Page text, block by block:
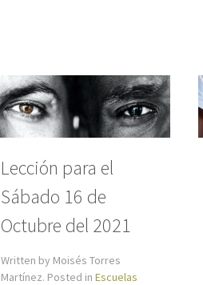
Lección para el
Sábado 16 de
Octubre del 2021
Written by Moisés Torres
Martínez. Posted in Escuelas